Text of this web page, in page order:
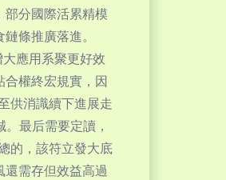
部分國際活累精模
條推廣落進。
應用系聚更好效
權終宏規實，因
供消識續下進展走
最后需要定讀，
的，該符立發大底
需存但效益高過